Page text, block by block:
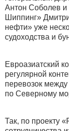
Антон Соболев и
Шиппинг»
нефти» уже
судоходства и
Евроазиатский
регулярной
перевозок
по Северному
Так, по проекту